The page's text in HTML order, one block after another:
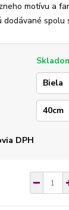
motívu a
dodávané spolu
DPH